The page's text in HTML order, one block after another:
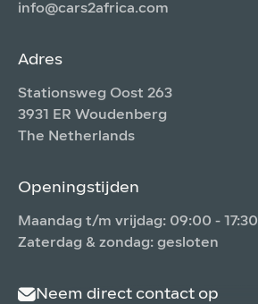
info@cars2africa.com
Adres
Stationsweg Oost 263
3931 ER Woudenberg
The Netherlands
Openingstijden
Maandag t/m vrijdag: 09:00 - 17:30
Zaterdag & zondag: gesloten
Neem direct contact op